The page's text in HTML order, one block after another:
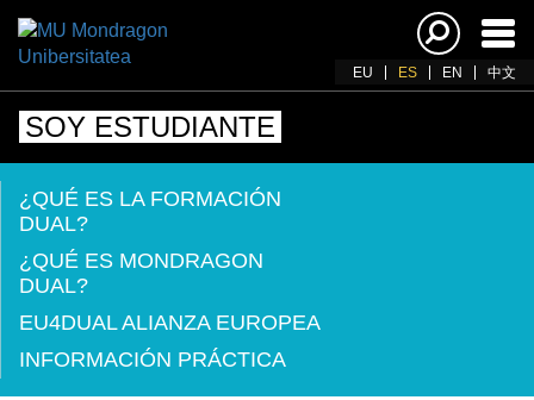
EU ES EN 中文
SOY ESTUDIANTE
¿QUÉ ES LA FORMACIÓN
DUAL?
¿QUÉ ES MONDRAGON
DUAL?
EU4DUAL ALIANZA EUROPEA
INFORMACIÓN PRÁCTICA